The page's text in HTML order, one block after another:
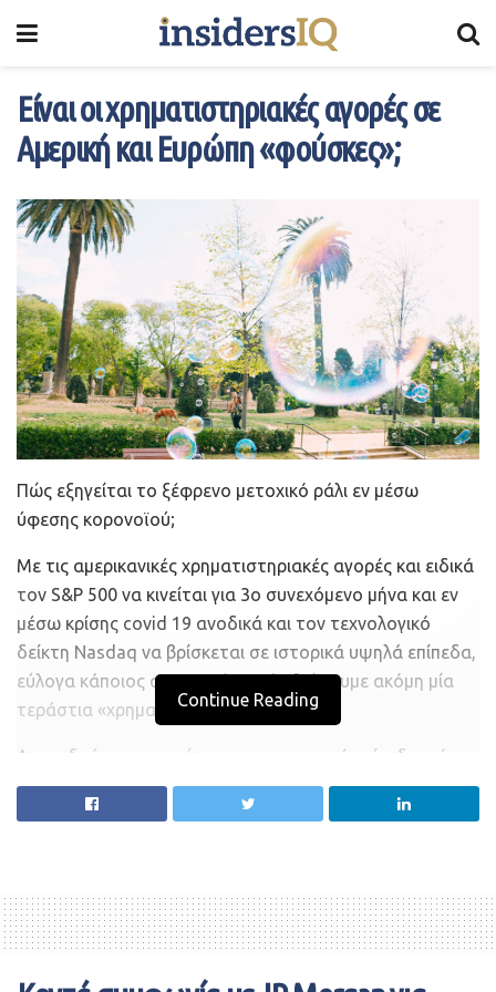
Είναι οι χρηματιστηριακές αγορές σε
Αμερική και Ευρώπη «φούσκες»;
Πώς εξηγείται το ξέφρενο μετοχικό ράλι εν μέσω
ύφεσης κορονοϊού;
Με τις αμερικανικές χρηματιστηριακές αγορές και ειδικά
τον S&P 500 να κινείται για 3ο συνεχόμενο μήνα και εν
μέσω κρίσης covid 19 ανοδικά και τον τεχνολογικό
δείκτη Nasdaq να βρίσκεται σε ιστορικά υψηλά επίπεδα,
εύλογα κάποιος αναρωτιέται εάν βιώνουμε ακόμη μία
τεράστια «χρηματιστηριακή φούσκα».
Αν το δούμε σε αμιγώς μακροοικονομικό επίπεδο, τόσο
η αμερικανική οικονομία όσο και η Ε.Ε. βρίσκονται στην
μεγαλύτερη ύφεση από τον Β’ Παγκόσμιο Πόλεμο. Μία
να δούμε εάν τα δεδομένα θα έχουν αλλάξει.
Με τους δείκτες ανάπτυξης της παγκόσμιας οικονομίας
να είναι αρνητικοί (της τάξης του -5%) για το α’ εξάμηνο
Continue Reading